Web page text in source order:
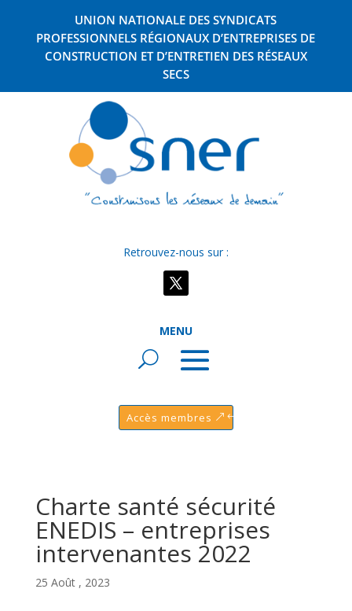
UNION NATIONALE DES SYNDICATS
PROFESSIONNELS RÉGIONAUX D’ENTREPRISES DE
CONSTRUCTION ET D’ENTRETIEN DES RÉSEAUX
SECS
Retrouvez-nous sur :
MENU
Accès membres
Charte santé sécurité
ENEDIS – entreprises
intervenantes 2022
25 Août , 2023